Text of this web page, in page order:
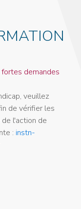
demandes
veuillez
de vérifier les
l'action de
: instn-